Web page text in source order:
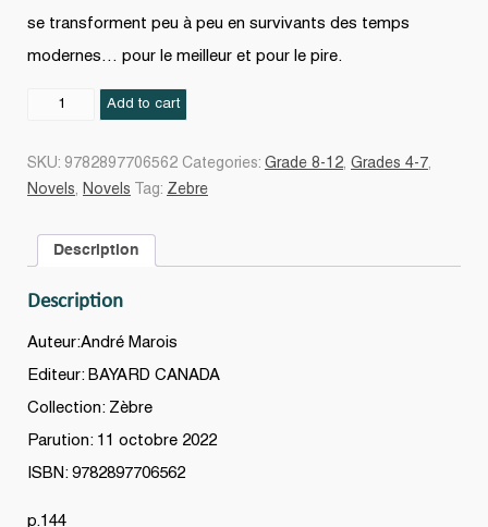
se transforment peu à peu en survivants des temps
modernes… pour le meilleur et pour le pire.
demain
Add to cart
SKU: 9782897706562 Categories: Grade 8-12, Grades 4-7,
Novels, Novels Tag: Zebre
Description
Description
Auteur:André Marois
Editeur: BAYARD CANADA
Collection: Zèbre
Parution: 11 octobre 2022
ISBN: 9782897706562
p.144